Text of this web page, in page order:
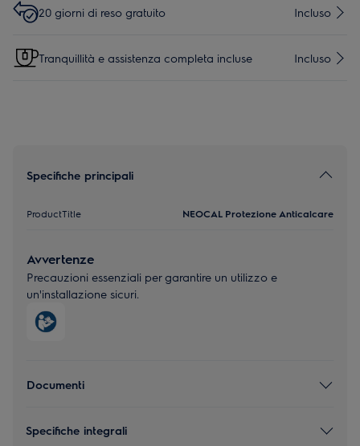
20 giorni di reso gratuito Incluso
Tranquillità e assistenza completa incluse Incluso
Specifiche principali
ProductTitle NEOCAL Protezione Anticalcare
Avvertenze
Precauzioni essenziali per garantire un utilizzo e
un'installazione sicuri.
Documenti
Specifiche integrali